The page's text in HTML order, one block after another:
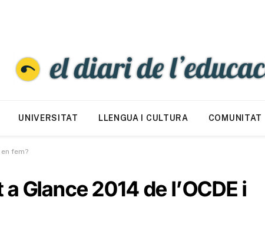
UNIVERSITAT LLENGUA I CULTURA COMUNITAT
en fem?
Glance 2014 de l’OCDE i